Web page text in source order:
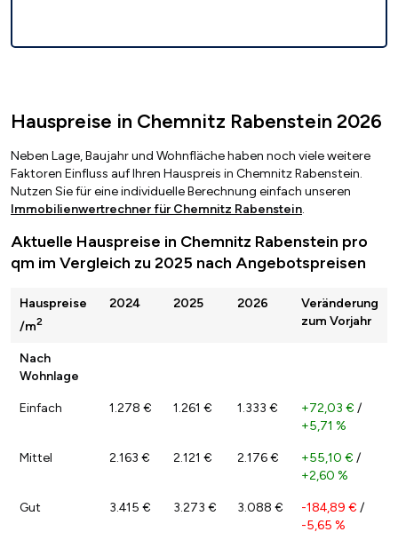
Hauspreise in Chemnitz Rabenstein 2026
Neben Lage, Baujahr und Wohnfläche haben noch viele weitere
Faktoren Einfluss auf Ihren Hauspreis in Chemnitz Rabenstein.
Nutzen Sie für eine individuelle Berechnung einfach unseren
Immobilienwertrechner für Chemnitz Rabenstein.
Aktuelle Hauspreise in Chemnitz Rabenstein pro
qm im Vergleich zu 2025 nach Angebotspreisen
Hauspreise
/m2
2024 2025 2026
Veränderung
zum Vorjahr
Nach
Wohnlage
Einfach 1.278 € 1.261 € 1.333 € +72,03 € /
+5,71 %
Mittel 2.163 € 2.121 € 2.176 € +55,10 € /
+2,60 %
Gut 3.415 € 3.273 € 3.088 € -184,89 € /
-5,65 %